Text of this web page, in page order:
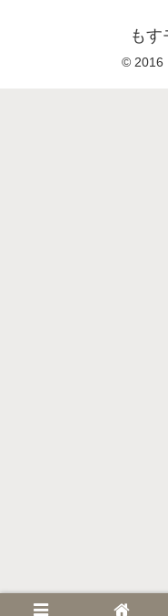
もす
© 2016